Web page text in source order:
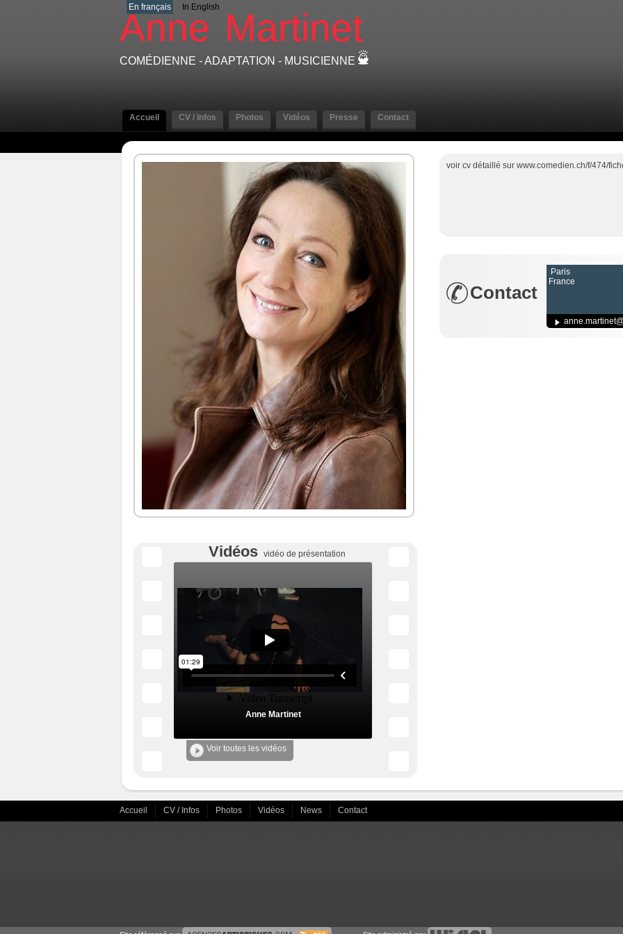
En français In English
Anne Martinet
COMÉDIENNE - ADAPTATION - MUSICIENNE
Accueil CV / Infos Photos Vidéos Presse Contact
Vidéos vidéo de présentation
Anne Martinet
Voir toutes les vidéos
voir cv détaillé sur www.comedien.ch/f/474/
Contact
Paris
France
Accueil CV / Infos Photos Vidéos News Contact